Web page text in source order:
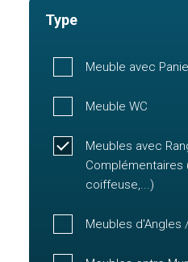
Type
Meuble avec
Meuble WC
Meubles avec
Complémentaires
coiffeuse,...)
Meubles d'Angles